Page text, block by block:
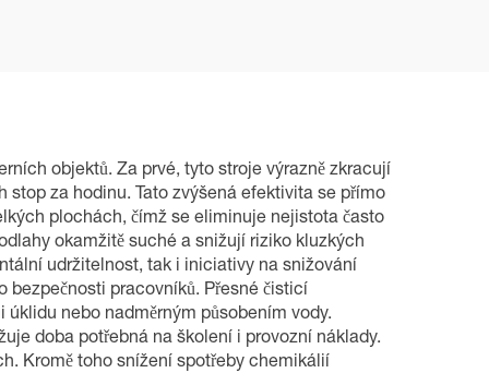
objektů. Za prvé, tyto stroje výrazně zkracují
za hodinu. Tato zvýšená efektivita se přímo
plochách, čímž se eliminuje nejistota často
okamžitě suché a snižují riziko kluzkých
udržitelnost, tak i iniciativy na snižování
bezpečnosti pracovníků. Přesné čisticí
nebo nadměrným působením vody.
doba potřebná na školení i provozní náklady.
Kromě toho snížení spotřeby chemikálií